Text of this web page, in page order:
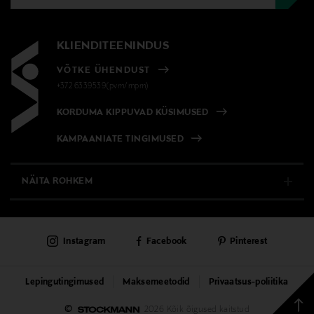
KLIENDITEENINDUS
VÕTKE ÜHENDUST
+372 6339539(pvm/mpm)
KORDUMA KIPPUVAD KÜSIMUSED
KAMPAANIATE TINGIMUSED
NÄITA ROHKEM
PÜSIKLIENDITEENINDUS
KAUBAMAJAD
TEENUSED
© 2026 Kõik õigused kaitstud
Lepingutingimused Maksemeetodid Privaatsus-poliitika
Instagram Facebook Pinterest